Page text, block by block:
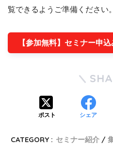
覧できるようご準備ください。
【参加無料】セミナー申
ポスト シェア
CATEGORY : セミナー紹介